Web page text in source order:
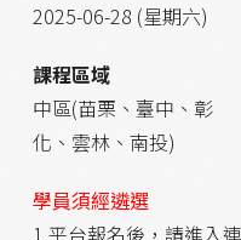
2025-06-28 (星期六)
課程區域
中區(苗栗、臺中、彰
化、雲林、南投)
學員須經遴選
1.平台報名後，請進入